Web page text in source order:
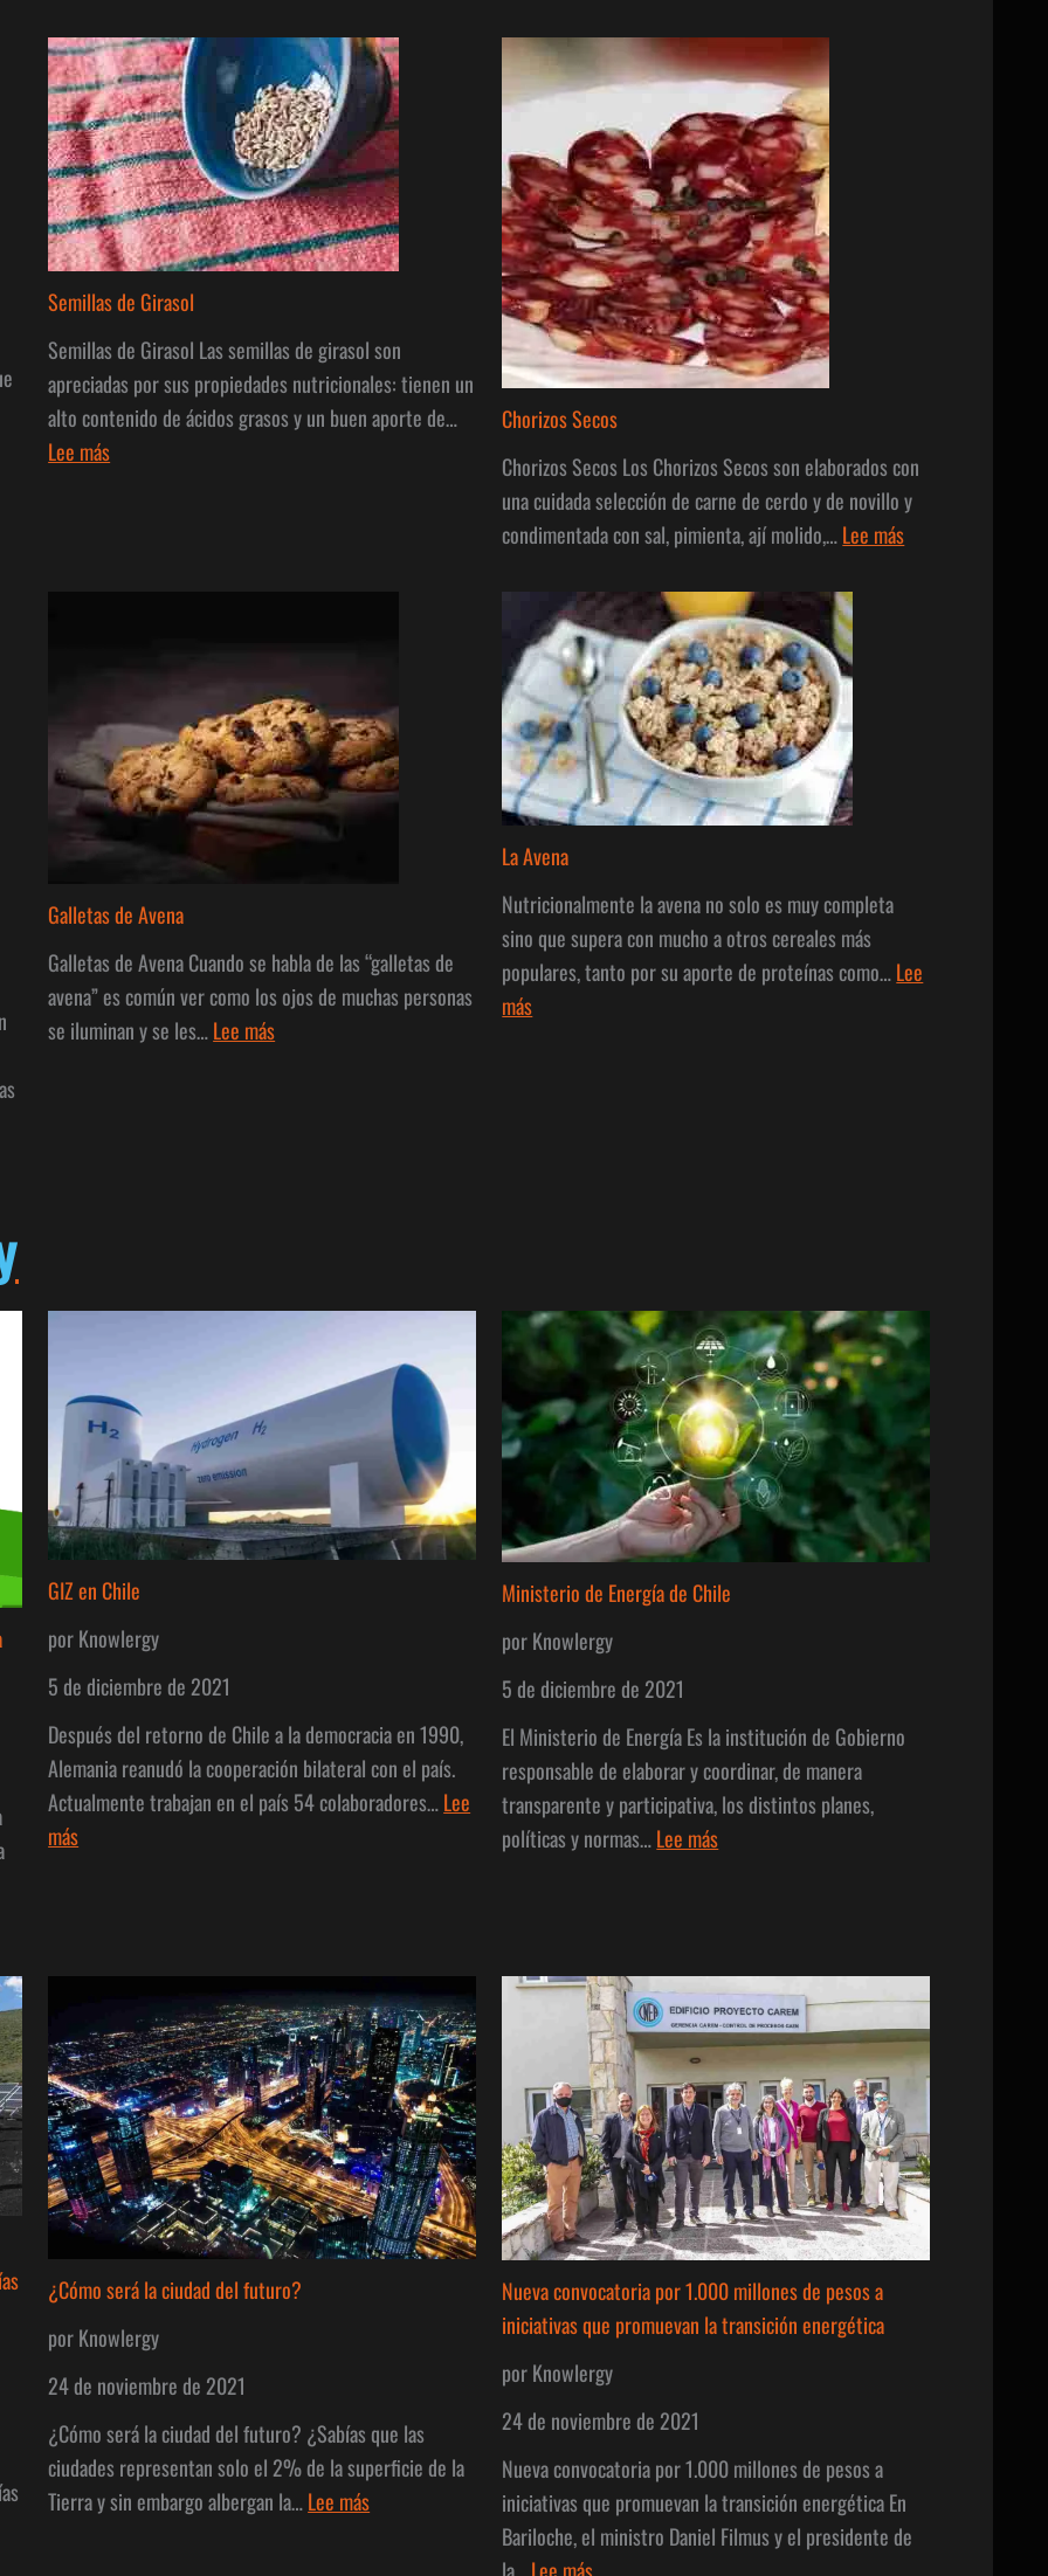
y
de
un
nuevo
fondo
de
inversión.
Pampa
II
Semillas de Girasol
Semillas de Girasol Las semillas de girasol son
apreciadas por sus propiedades nutricionales: tienen un
alto contenido de ácidos grasos y un buen aporte de…
Lee más:
Chorizos Secos
Chorizos Secos Los Chorizos Secos son elaborados con
una cuidada selección de carne de cerdo y de novillo y
condimentada con sal, pimienta, ají molido,…Lee más:
Galletas de Avena
Galletas de Avena Cuando se habla de las “galletas de
avena” es común ver como los ojos de muchas personas
se iluminan y se les…Lee más:
La Avena
Nutricionalmente la avena no solo es muy completa
sino que supera con mucho a otros cereales más
populares, tanto por su aporte de proteínas como…Lee
más:
GIZ en Chile
por Knowlergy
5 de diciembre de 2021
Después del retorno de Chile a la democracia en 1990,
Alemania reanudó la cooperación bilateral con el país.
Actualmente trabajan en el país 54 colaboradores…Lee
más:
Ministerio de Energía de Chile
por Knowlergy
5 de diciembre de 2021
El Ministerio de Energía Es la institución de Gobierno
responsable de elaborar y coordinar, de manera
transparente y participativa, los distintos planes,
políticas y normas…Lee más:
de
Chile
¿Cómo será la ciudad del futuro?
por Knowlergy
24 de noviembre de 2021
¿Cómo será la ciudad del futuro? ¿Sabías que las
ciudades representan solo el 2% de la superficie de la
Tierra y sin embargo albergan la…Lee más:
Nueva convocatoria por 1.000 millones de pesos a
iniciativas que promuevan la transición energética
por Knowlergy
24 de noviembre de 2021
Nueva convocatoria por 1.000 millones de pesos a
iniciativas que promuevan la transición energética En
Bariloche, el ministro Daniel Filmus y el presidente de